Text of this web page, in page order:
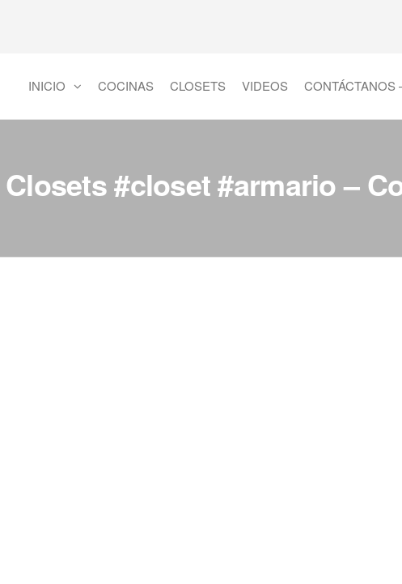
INICIO COCINAS CLOSETS VIDEOS CONTÁCTANOS
#closet #armario –